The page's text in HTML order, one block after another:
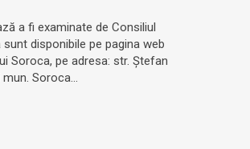
a fi examinate de Consiliul
disponibile pe pagina web
Soroca, pe adresa: str. Ștefan
Soroca...